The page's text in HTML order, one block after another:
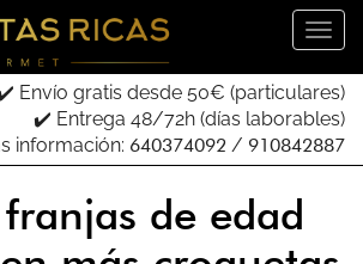
Envío gratis desde 50€ (particulares)
✔️ Entrega 48/72h (días laborables)
información: 640374092 / 910842887
de edad